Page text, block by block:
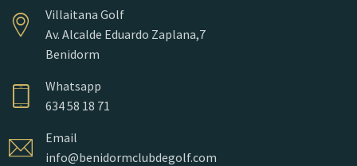
Villaitana Golf
Av. Alcalde Eduardo Zaplana,7
Benidorm
Whatsapp
634 58 18 71
Email
info@benidormclubdegolf.com